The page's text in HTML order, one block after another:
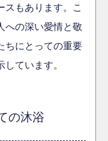
スもあります。こ
への深い愛情と敬
ちにとっての重要
ています。
の沐浴